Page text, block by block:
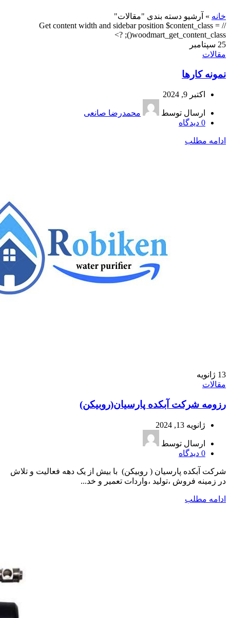
خانه » آرشیو دسته بندی "مقالات"
// Get content width and sidebar position $content_class =
woodmart_get_content_class(); ?>
25 سپتامبر
مقالات
نمونه کارها
اکتبر 9, 2024
ارسال توسط
محمدرضا صانعی
0 دیدگاه
ادامه مطلب
13 ژانویه
مقالات
رزومه شرکت آبکده پارسیان(روبیکن)
ژانویه 13, 2024
ارسال توسط
0 دیدگاه
شرکت آبکده پارسیان ( روبیکن) با بیش از یک دهه فعالیت و تلاش
در زمینه فروش ،تولید ،واردات تعمیر و خد...
ادامه مطلب